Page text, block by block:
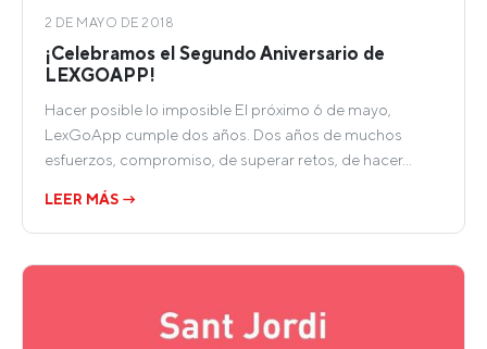
2 DE MAYO DE 2018
¡Celebramos el Segundo Aniversario de
LEXGOAPP!
Hacer posible lo imposible El próximo 6 de mayo,
LexGoApp cumple dos años. Dos años de muchos
esfuerzos, compromiso, de superar retos, de hacer…
LEER MÁS →